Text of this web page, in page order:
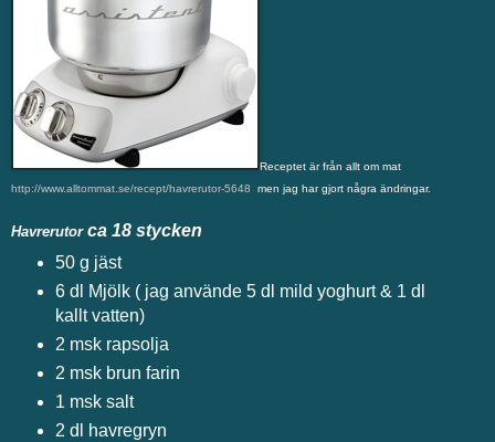
Receptet är från allt om mat
http://www.alltommat.se/recept/havrerutor-5648 men jag har gjort några ändringar.
Havrerutorca 18 stycken
50 g jäst
6 dl Mjölk ( jag använde 5 dl mild yoghurt & 1 dl
kallt vatten)
2 msk rapsolja
2 msk brun farin
1 msk salt
2 dl havregryn